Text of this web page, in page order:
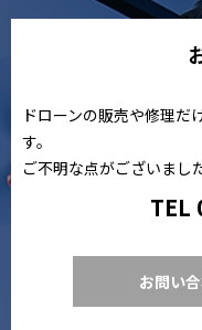
ドローンの販売や修理だ
す。
ご不明な点がございまし
TEL
お問い